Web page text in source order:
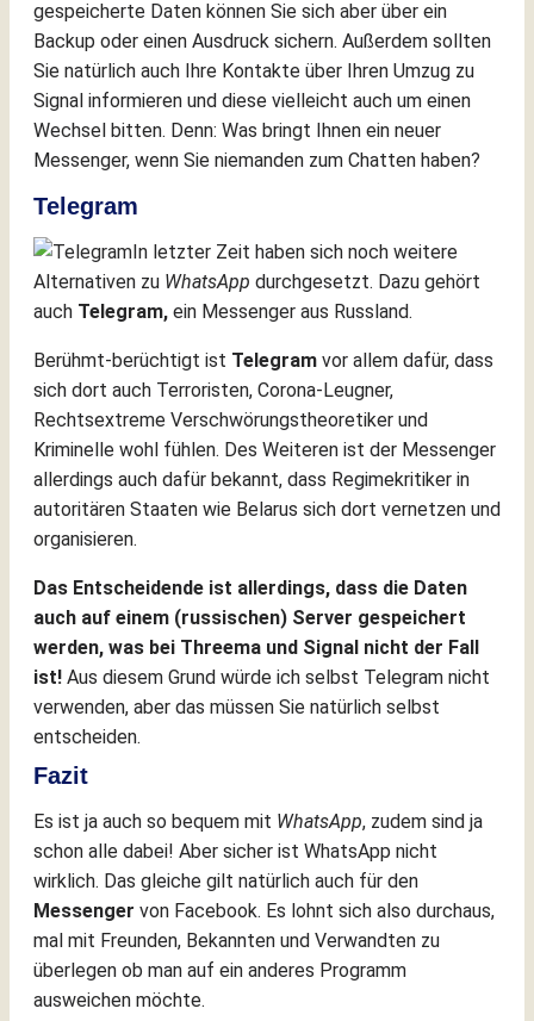
gespeicherte Daten können Sie sich aber über ein
Backup oder einen Ausdruck sichern. Außerdem sollten
Sie natürlich auch Ihre Kontakte über Ihren Umzug zu
Signal informieren und diese vielleicht auch um einen
Wechsel bitten. Denn: Was bringt Ihnen ein neuer
Messenger, wenn Sie niemanden zum Chatten haben?
Telegram
In letzter Zeit haben sich noch weitere
Alternativen zu WhatsApp durchgesetzt. Dazu gehört
auch Telegram, ein Messenger aus Russland.
Berühmt-berüchtigt ist Telegram vor allem dafür, dass
sich dort auch Terroristen, Corona-Leugner,
Rechtsextreme Verschwörungstheoretiker und
Kriminelle wohl fühlen. Des Weiteren ist der Messenger
allerdings auch dafür bekannt, dass Regimekritiker in
autoritären Staaten wie Belarus sich dort vernetzen und
organisieren.
Das Entscheidende ist allerdings, dass die Daten
auch auf einem (russischen) Server gespeichert
werden, was bei Threema und Signal nicht der Fall
ist! Aus diesem Grund würde ich selbst Telegram nicht
verwenden, aber das müssen Sie natürlich selbst
entscheiden.
Fazit
Es ist ja auch so bequem mit WhatsApp, zudem sind ja
schon alle dabei! Aber sicher ist WhatsApp nicht
wirklich. Das gleiche gilt natürlich auch für den
Messenger von Facebook. Es lohnt sich also durchaus,
mal mit Freunden, Bekannten und Verwandten zu
überlegen ob man auf ein anderes Programm
ausweichen möchte.